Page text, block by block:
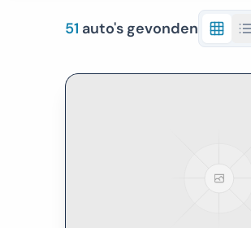
51 auto's gevonden